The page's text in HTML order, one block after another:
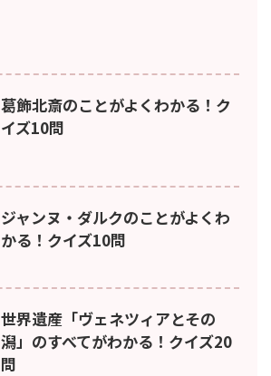
葛飾北斎のことがよくわかる！ク
イズ10問
ジャンヌ・ダルクのことがよくわ
かる！クイズ10問
世界遺産「ヴェネツィアとその
潟」のすべてがわかる！クイズ20
問